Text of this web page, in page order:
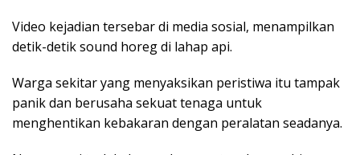
Video kejadian tersebar di media sosial, menampilkan
detik-detik sound horeg di lahap api.
Warga sekitar yang menyaksikan peristiwa itu tampak
panik dan berusaha sekuat tenaga untuk
menghentikan kebakaran dengan peralatan seadanya.